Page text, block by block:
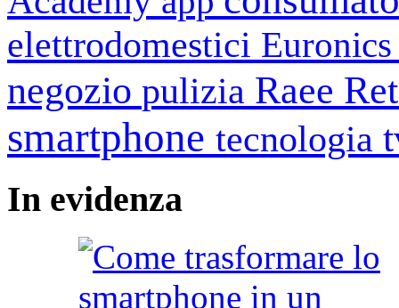
elettrodomestici
negozio pulizia Raee
smartphone tecnologia
In evidenza